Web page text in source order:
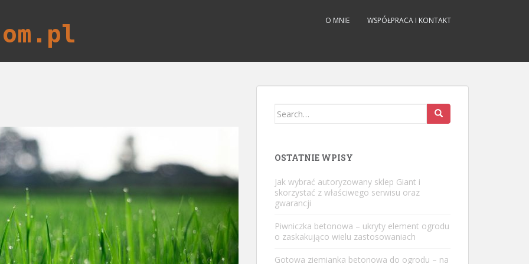
O MNIE WSPÓŁPRACA I KONTAKT
Search
OSTATNIE WPISY
Jak wybrać autoryzowany sklep Giant i
skorzystać z właściwego serwisu oraz
gwarancji
Piwniczka betonowa – ukryty element ogrodu
o zaskakująco wielu zastosowaniach
Gotowa ziemianka betonowa do ogrodu – na